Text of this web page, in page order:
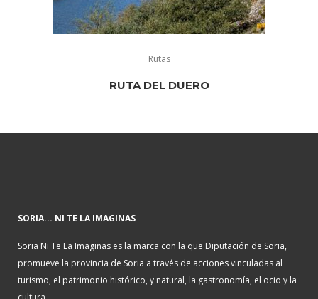
Rutas
RUTA DEL DUERO
SORIA... NI TE LA IMAGINAS
Soria Ni Te La Imaginas es la marca con la que Diputación de Soria,
promueve la provincia de Soria a través de acciones vinculadas al
turismo, el patrimonio histórico, y natural, la gastronomía, el ocio y la